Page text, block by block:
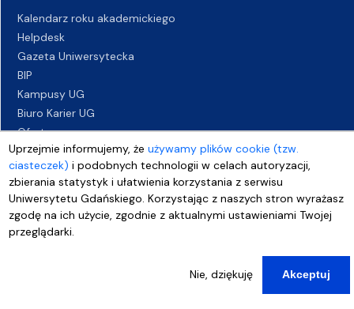
Uprzejmie informujemy, żeużywamy plików cookie (tzw.
ciasteczek) i podobnych technologii w celach autoryzacji,
zbierania statystyk i ułatwienia korzystania z serwisu
Uniwersytetu Gdańskiego. Korzystając z naszych stron wyrażasz
zgodę na ich użycie, zgodnie z aktualnymi ustawieniami Twojej
przeglądarki.
Nie, dziękuję Akceptuj
Kalendarz roku akademickiego
Helpdesk
Gazeta Uniwersytecka
BIP
Kampusy UG
Biuro Karier UG
Oferty pracy
Deklaracja dostępności